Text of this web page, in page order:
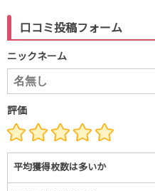
口コミ投稿フォーム
ニックネーム
評価
平均獲得枚数は多いか